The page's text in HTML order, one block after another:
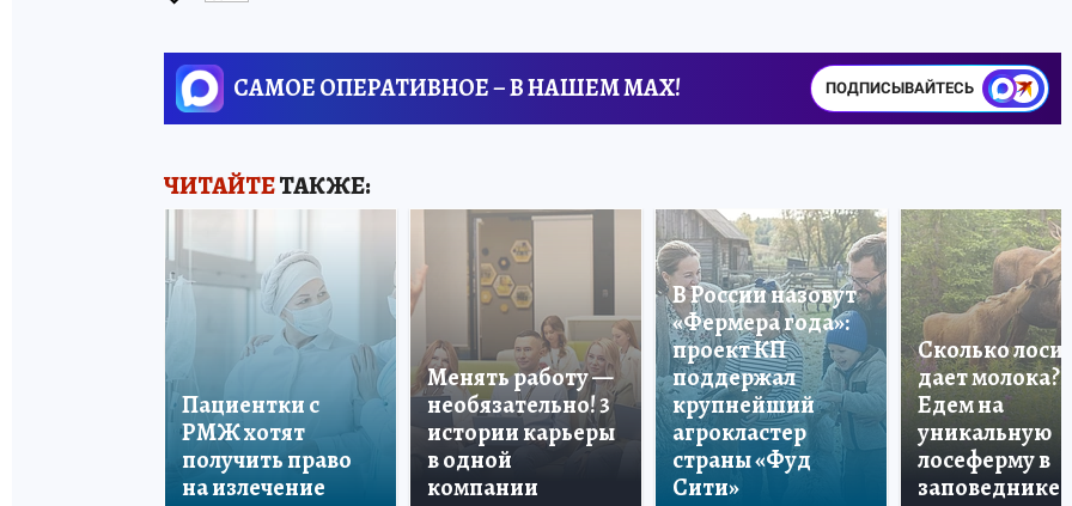
САМОЕ ОПЕРАТИВНОЕ – В НАШЕМ MAX! ПОДПИСЫВАЙТЕСЬ
ЧИТАЙТЕТАКЖЕ:
Пациентки с
РМЖ хотят
получить право
на излечение
Менять работу —
необязательно! 3
истории карьеры
в одной
компании
В России назовут
«Фермера года»:
проект КП
поддержал
крупнейший
агрокластер
страны «Фуд
Сити»
Сколько лосиха
дает молока?
Едем на
уникальную
лосеферму в
заповеднике!